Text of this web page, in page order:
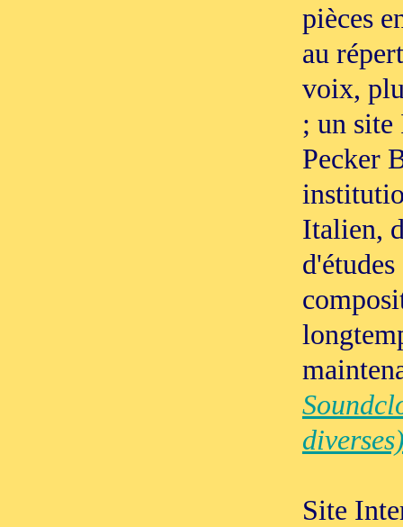
pièces
au
voix,
; un site
Pecker
Italien,
Site